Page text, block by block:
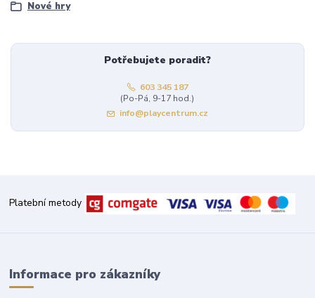
Nové hry
Potřebujete poradit?
603 345 187
(Po-Pá, 9-17 hod.)
info@playcentrum.cz
Platební metody
Informace pro zákazníky